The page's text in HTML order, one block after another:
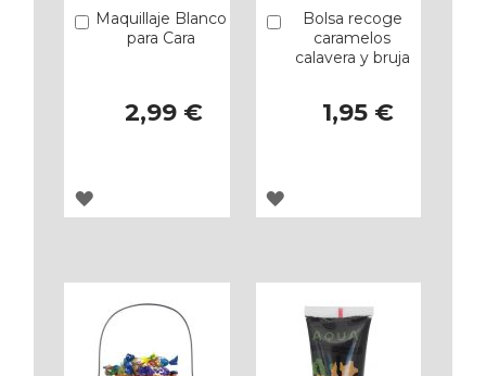
Maquillaje Blanco
para Cara
2,99 €
Añadir
AGREGAR
FAVORITOS
Bolsa recoge
caramelos
calavera y bruja
1,95 €
Añadir
AGREGAR
FAVORITOS